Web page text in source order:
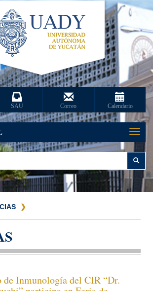
Calendario
Correo
SAU
Toggle
Inmunología del CIR “Dr.